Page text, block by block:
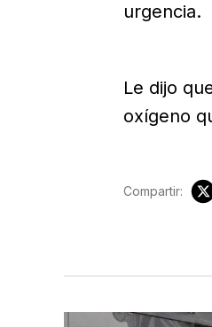
urgencia.
Le dijo
oxígeno
Compartir: